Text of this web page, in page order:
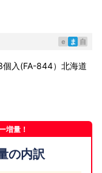
e ま 自
入(FA-844）北海道
増量！
の内訳